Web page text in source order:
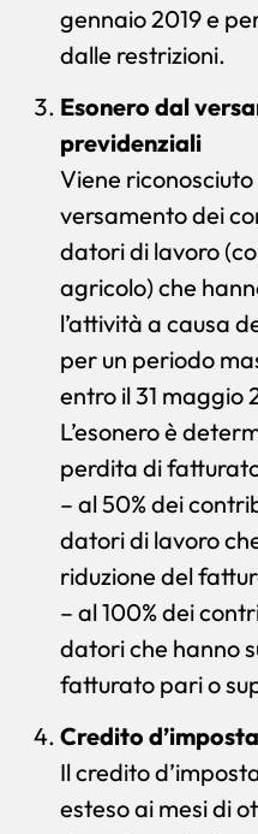
gennaio 2019 e
dalle restrizioni.
Esonero dal
previdenziali
Viene
versamento dei
datori di lavoro
agricolo) che
l’attività a causa
per un periodo
entro il 31 maggio
L’esonero è
perdita di
– al 50% dei
datori di lavoro
riduzione del
– al 100% dei
datori che hanno
fatturato pari o
Credito
Il credito
esteso ai mesi di